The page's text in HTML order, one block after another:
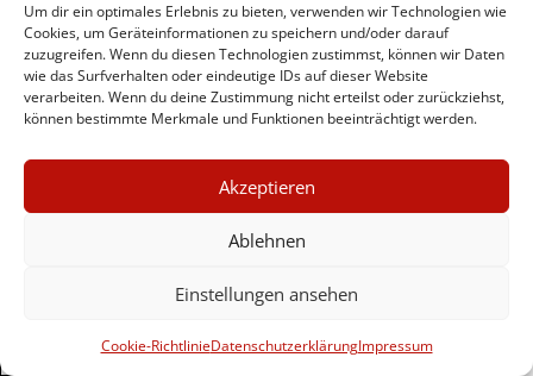
Um dir ein optimales Erlebnis zu bieten, verwenden wir Technologien wie
Cookies, um Geräteinformationen zu speichern und/oder darauf
zuzugreifen. Wenn du diesen Technologien zustimmst, können wir Daten
wie das Surfverhalten oder eindeutige IDs auf dieser Website
verarbeiten. Wenn du deine Zustimmung nicht erteilst oder zurückziehst,
können bestimmte Merkmale und Funktionen beeinträchtigt werden.
Akzeptieren
Ablehnen
Einstellungen ansehen
Cookie-RichtlinieDatenschutzerklärungImpressum
Erklärungen von Israel und Syrien, in denen beide
ihre Bereitschaft bekräftigen, in Richtung Frieden
voranzukommen und unterstützt alle Bemühungen
zur Wiederbelebung der Gespräche zwischen den
Außer der erneuten Bekräftigung der
Gewichtigkeit dieser Schlussfolgerung könnte
die EU auch vor dem Potential der derzeitigen
Krise im Libanon warnen, die außer Kontrolle
verhindern.
×